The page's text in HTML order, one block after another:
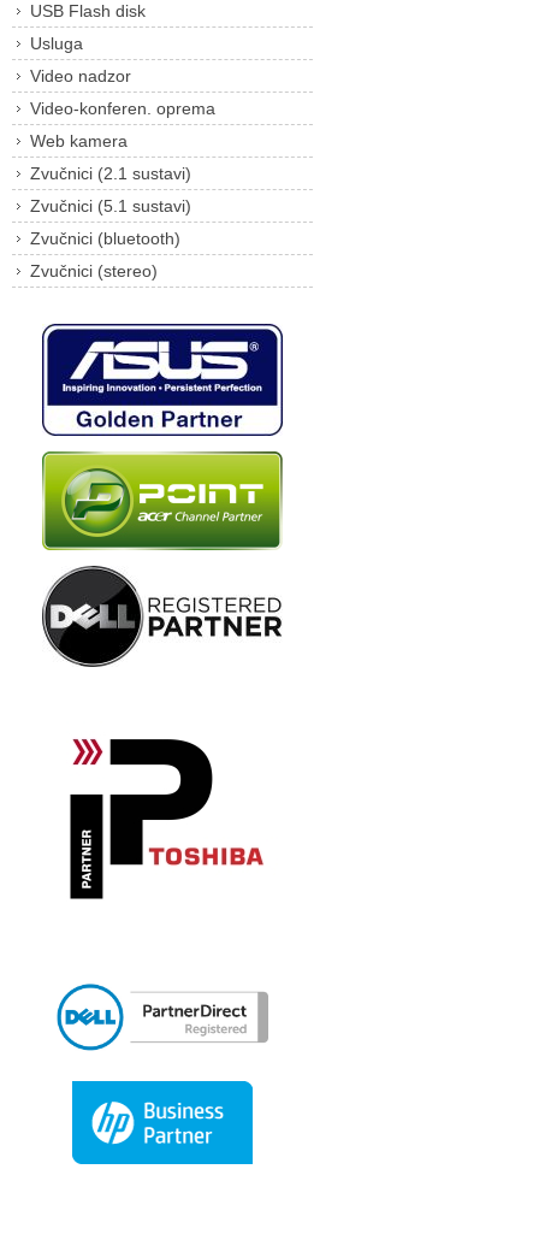
USB Flash disk
Usluga
Video nadzor
Video-konferen. oprema
Web kamera
Zvučnici (2.1 sustavi)
Zvučnici (5.1 sustavi)
Zvučnici (bluetooth)
Zvučnici (stereo)